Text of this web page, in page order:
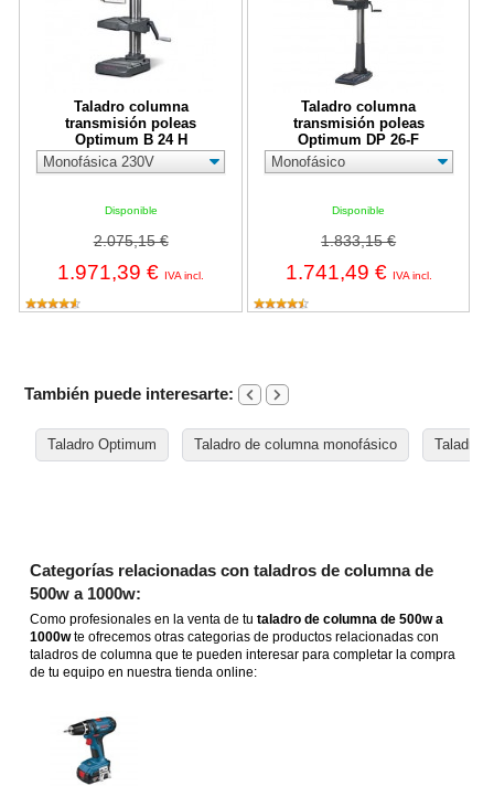
Taladro columna
transmisión poleas
Optimum B 24 H
Disponible
2.075,15 €
1.971,39 € IVA incl.
Taladro columna
transmisión poleas
Optimum DP 26-F
Disponible
1.833,15 €
1.741,49 € IVA incl.
También puede interesarte:
Taladro Optimum Taladro de columna monofásico
Categorías relacionadas con taladros de columna de
500w a 1000w:
Como profesionales en la venta de tutaladro de columna de 500w a
1000wte ofrecemos otras categorias de productos relacionadas con
taladros de columna que te pueden interesar para completar la compra
de tu equipo en nuestra tienda online: